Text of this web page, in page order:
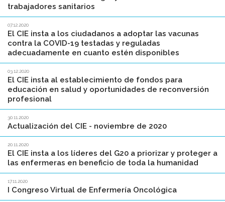
trabajadores sanitarios
07.12.2020
El CIE insta a los ciudadanos a adoptar las vacunas
contra la COVID-19 testadas y reguladas
adecuadamente en cuanto estén disponibles
03.12.2020
El CIE insta al establecimiento de fondos para
educación en salud y oportunidades de reconversión
profesional
30.11.2020
Actualización del CIE - noviembre de 2020
20.11.2020
El CIE insta a los líderes del G20 a priorizar y proteger a
las enfermeras en beneficio de toda la humanidad
17.11.2020
I Congreso Virtual de Enfermería Oncológica